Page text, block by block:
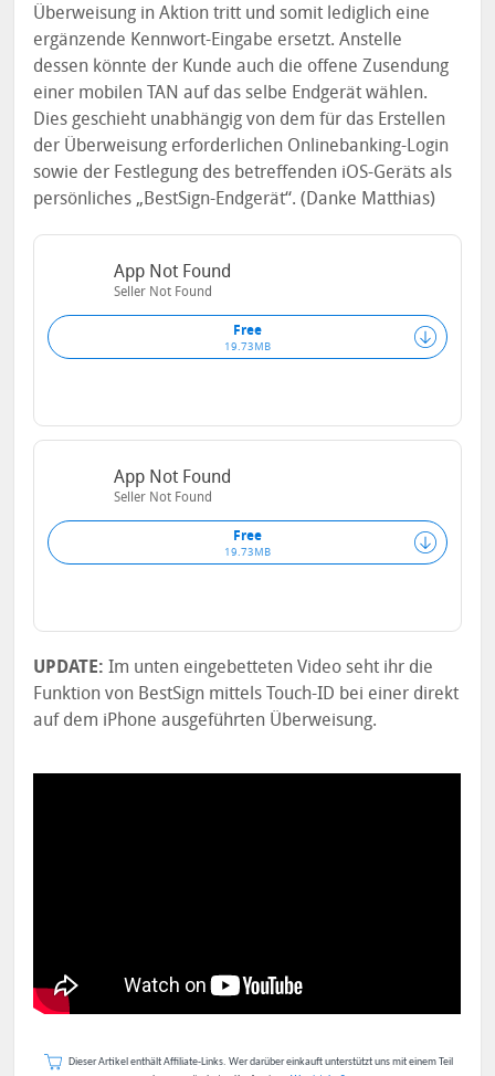
Überweisung in Aktion tritt und somit lediglich eine
ergänzende Kennwort-Eingabe ersetzt. Anstelle
dessen könnte der Kunde auch die offene Zusendung
einer mobilen TAN auf das selbe Endgerät wählen.
Dies geschieht unabhängig von dem für das Erstellen
der Überweisung erforderlichen Onlinebanking-Login
sowie der Festlegung des betreffenden iOS-Geräts als
persönliches „BestSign-Endgerät“. (Danke Matthias)
App Not Found
Seller Not Found
Free
19.73MB
App Not Found
Seller Not Found
Free
19.73MB
UPDATE: Im unten eingebetteten Video seht ihr die
Funktion von BestSign mittels Touch-ID bei einer direkt
auf dem iPhone ausgeführten Überweisung.
Dieser Artikel enthält Affiliate-Links. Wer darüber einkauft unterstützt uns mit einem Teil